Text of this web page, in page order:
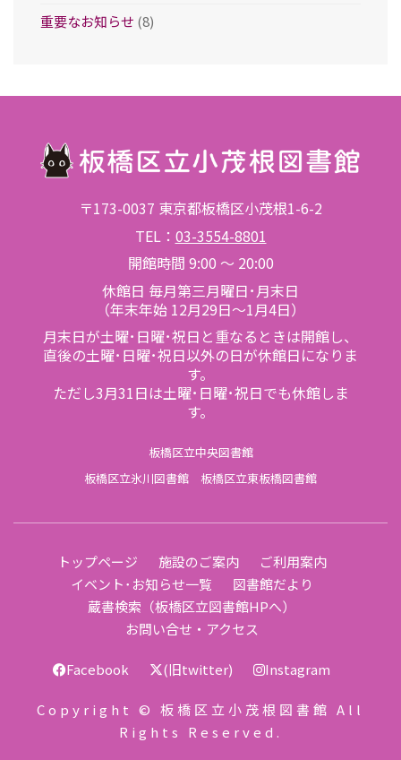
重要なお知らせ (8)
〒173-0037 東京都板橋区小茂根1-6-2
TEL： 03-3554-8801
開館時間 9:00 ～ 20:00
休館日 毎月第三月曜日･月末日
（年末年始 12月29日～1月4日）
月末日が土曜･日曜･祝日と重なるときは開館し、
直後の土曜･日曜･祝日以外の日が休館日になりま
す。
ただし3月31日は土曜･日曜･祝日でも休館しま
す。
板橋区立中央図書館
板橋区立氷川図書館
板橋区立東板橋図書館
トップページ 施設のご案内
ご利用案内
イベント･お知らせ一覧
図書館だより
蔵書検索（板橋区立図書館HPへ）
お問い合せ・アクセス
Facebook (旧twitter) Instagram
Copyright © 板橋区立小茂根図書館 All
Rights Reserved.